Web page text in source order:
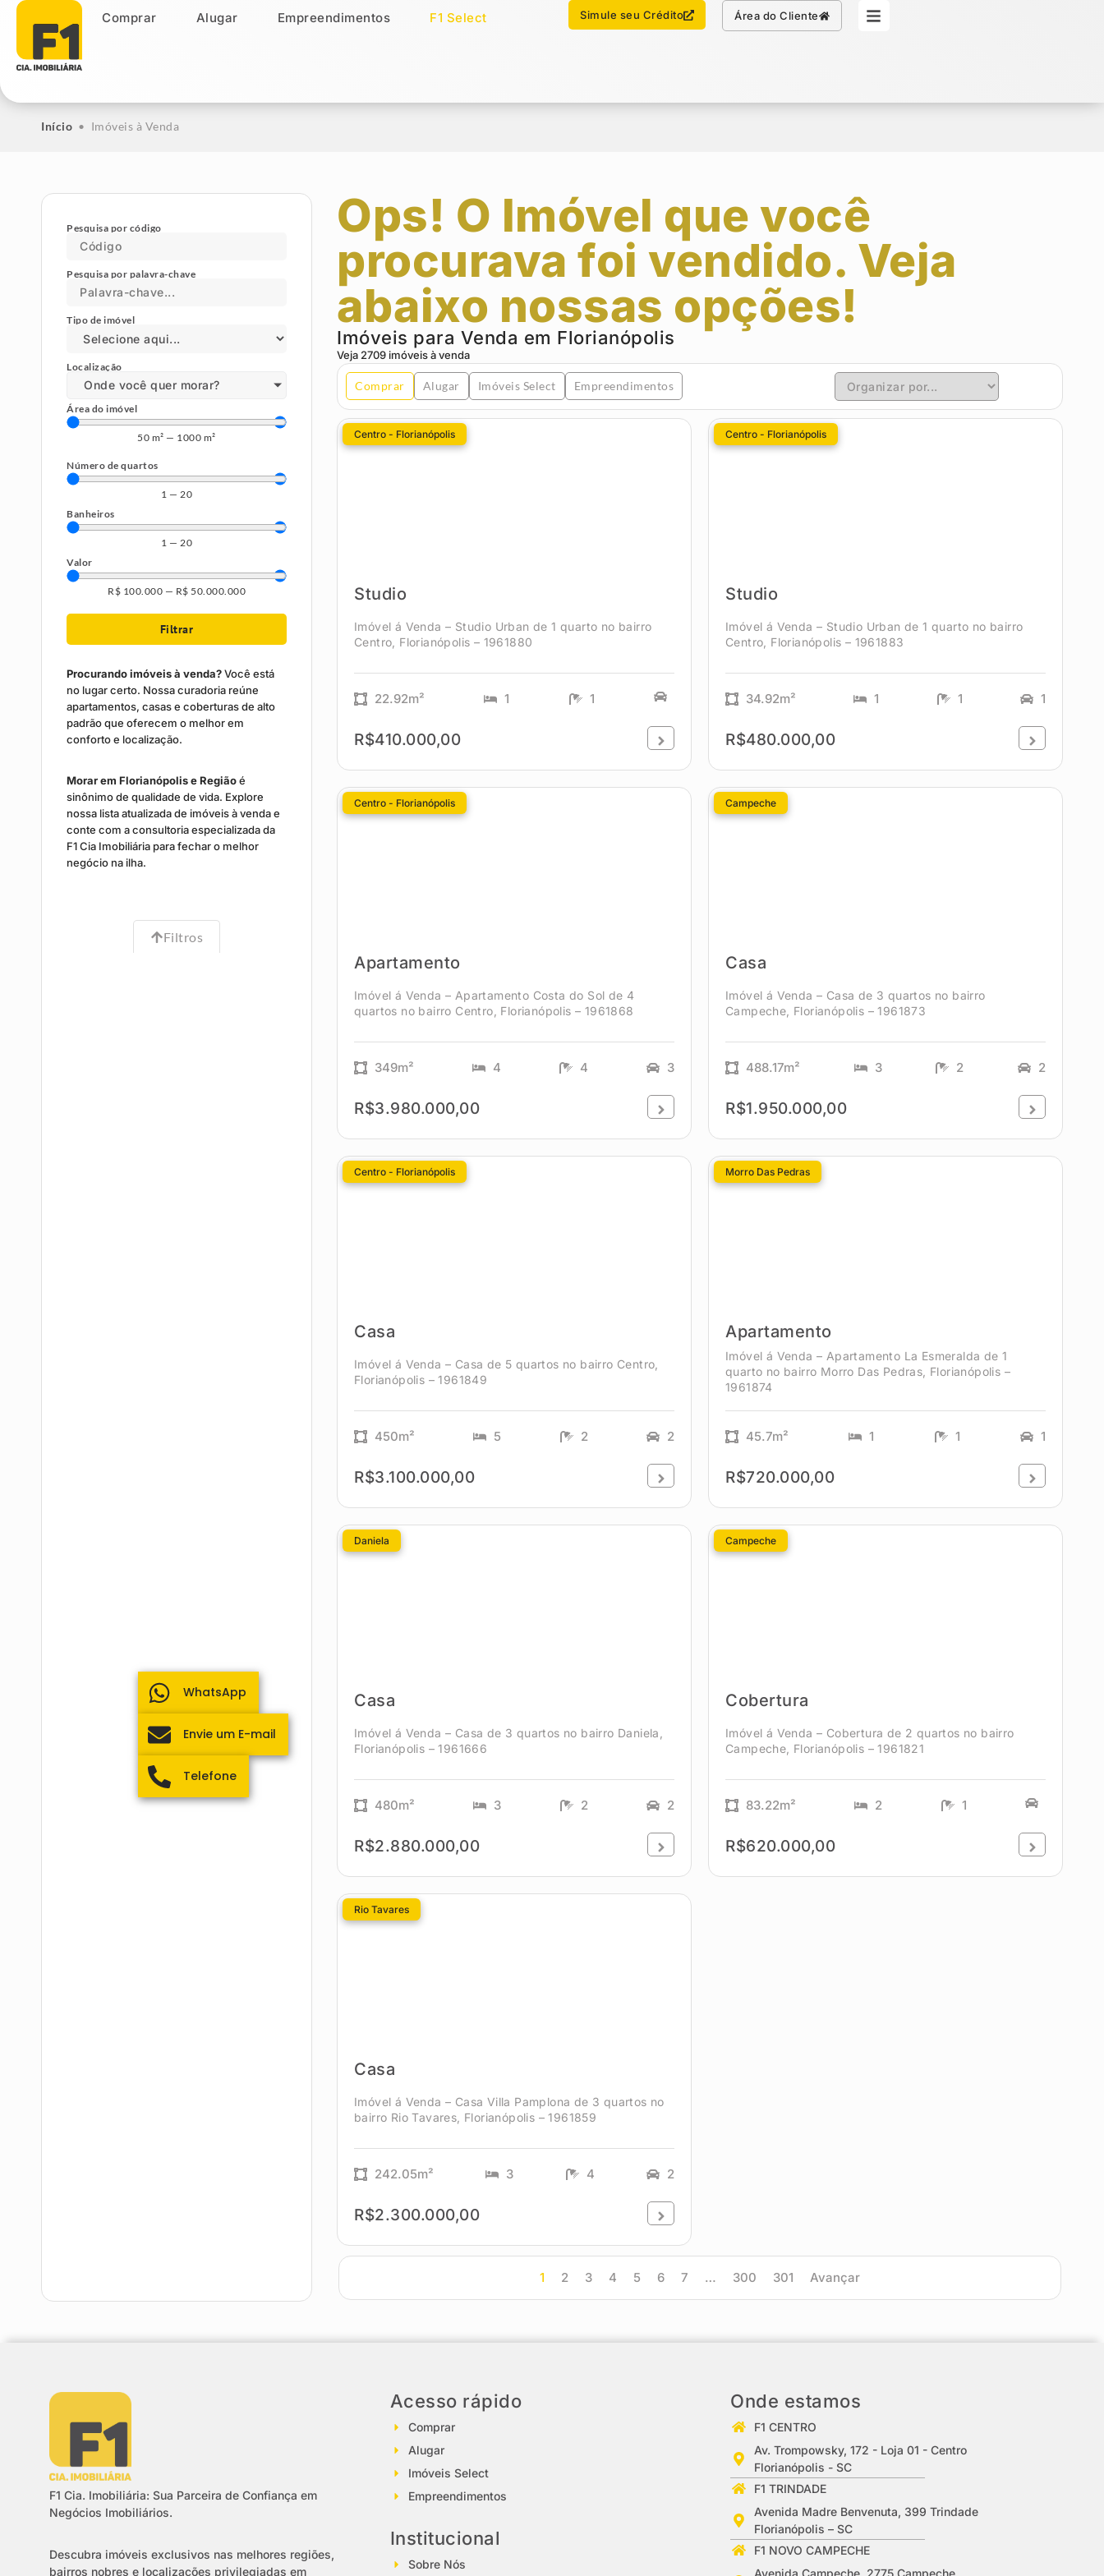
Comprar Alugar Empreendimentos F1 Select Simule seu Crédito Área do Cliente
Comprar Alugar Empreendimentos Imóveis Select
Chamar no WhatsApp Simule seu Crédito
Início • Imóveis à Venda
Pesquisa por código
Pesquisa por palavra-chave
Tipo de imóvel
Localização
Onde você quer morar?
Área do imóvel
50 m² — 1000 m²
Número de quartos
1 — 20
Banheiros
1 — 20
Valor
R$ 100.000 — R$ 50.000.000
Filtrar
Procurando imóveis à venda?Você está
no lugar certo. Nossa curadoria reúne
apartamentos, casas e coberturas de alto
padrão que oferecem o melhor em
conforto e localização.
Morar em Florianópolis e Regiãoé
sinônimo de qualidade de vida. Explore
nossa lista atualizada de imóveis à venda e
conte com a consultoria especializada da
F1 Cia Imobiliária para fechar o melhor
negócio na ilha.
Filtros
Ops! O Imóvel que você
procurava foi vendido. Veja
abaixo nossas opções!
Imóveis para Venda em Florianópolis
Veja 2709 imóveis à venda
Comprar Alugar Imóveis Select Empreendimentos
Centro - Florianópolis
Studio
Imóvel á Venda – Studio Urban de 1 quarto no bairro
Centro, Florianópolis – 1961880
22.92m² 1 1
R$410.000,00
Centro - Florianópolis
Studio
Imóvel á Venda – Studio Urban de 1 quarto no bairro
Centro, Florianópolis – 1961883
34.92m² 1 1 1
R$480.000,00
Centro - Florianópolis
Apartamento
Imóvel á Venda – Apartamento Costa do Sol de 4
quartos no bairro Centro, Florianópolis – 1961868
349m² 4 4 3
R$3.980.000,00
Campeche
Casa
Imóvel á Venda – Casa de 3 quartos no bairro
Campeche, Florianópolis – 1961873
488.17m² 3 2 2
R$1.950.000,00
Centro - Florianópolis
Casa
Imóvel á Venda – Casa de 5 quartos no bairro Centro,
Florianópolis – 1961849
450m² 5 2 2
R$3.100.000,00
Morro Das Pedras
Apartamento
Imóvel á Venda – Apartamento La Esmeralda de 1
quarto no bairro Morro Das Pedras, Florianópolis –
1961874
45.7m² 1 1 1
R$720.000,00
Daniela
Casa
Imóvel á Venda – Casa de 3 quartos no bairro Daniela,
Florianópolis – 1961666
480m² 3 2 2
R$2.880.000,00
Campeche
Cobertura
Imóvel á Venda – Cobertura de 2 quartos no bairro
Campeche, Florianópolis – 1961821
83.22m² 2 1
R$620.000,00
Rio Tavares
Casa
Imóvel á Venda – Casa Villa Pamplona de 3 quartos no
bairro Rio Tavares, Florianópolis – 1961859
242.05m² 3 4 2
R$2.300.000,00
1 2 3 4 5 6 7 … 300 301 Avançar
F1 Cia. Imobiliária: Sua Parceira de Confiança em
Negócios Imobiliários.
Descubra imóveis exclusivos nas melhores regiões,
bairros nobres e localizações privilegiadas em
Acesso rápido
Comprar
Alugar
Imóveis Select
Empreendimentos
Institucional
Sobre Nós
Onde estamos
F1 CENTRO
Av. Trompowsky, 172 - Loja 01 - Centro
Florianópolis - SC
F1 TRINDADE
Avenida Madre Benvenuta, 399 Trindade
Florianópolis – SC
F1 NOVO CAMPECHE
Avenida Campeche, 2775 Campeche
WhatsApp
Envie um E-mail
Telefone